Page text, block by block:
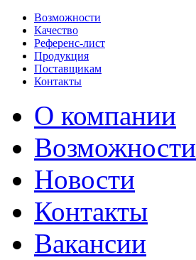
Возможности
Качество
Референс-лист
Продукция
Поставщикам
Контакты
О компании
Возможности
Новости
Контакты
Вакансии